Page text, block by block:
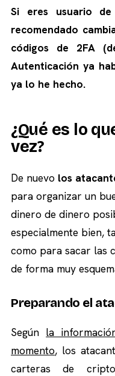
Si eres usuario
recomendado
códigos de 2FA
Autenticación ya
ya lo he hecho.
¿Qué es lo
vez?
De nuevo los
para organizar un
dinero de dinero
especialmente bien,
como para sacar las
de forma muy
Preparando el
Según la
momento, los
carteras de